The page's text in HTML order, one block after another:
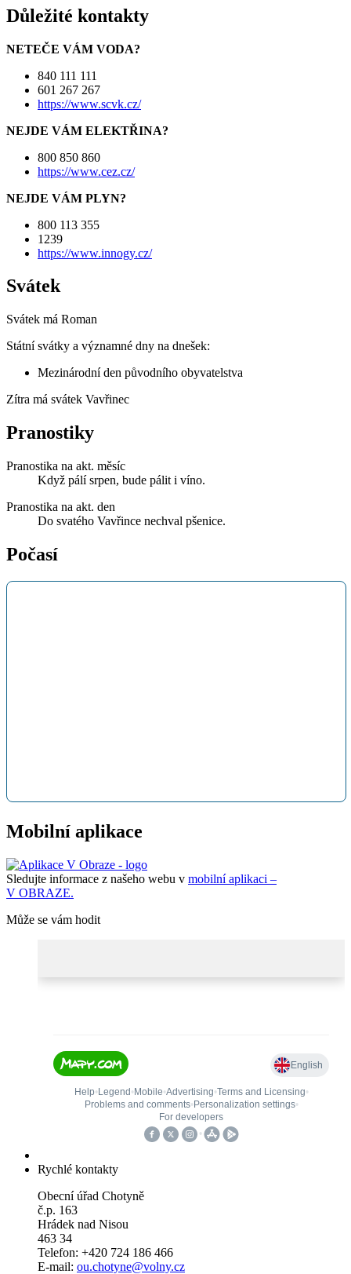
Důležité kontakty
NETEČE VÁM VODA?
840 111 111
601 267 267
https://www.scvk.cz/
NEJDE VÁM ELEKTŘINA?
800 850 860
https://www.cez.cz/
NEJDE VÁM PLYN?
800 113 355
1239
https://www.innogy.cz/
Svátek
Svátek má Roman
Státní svátky a významné dny na dnešek:
Mezinárodní den původního obyvatelstva
Zítra má svátek Vavřinec
Pranostiky
Pranostika na akt. měsíc
Když pálí srpen, bude pálit i víno.
Pranostika na akt. den
Do svatého Vavřince nechval pšenice.
Počasí
Mobilní aplikace
Sledujte informace z našeho webu v mobilní aplikaci –
V OBRAZE.
Může se vám hodit
Rychlé kontakty
Obecní úřad Chotyně
č.p. 163
Hrádek nad Nisou
463 34
Telefon: +420 724 186 466
E-mail: ou.chotyne@volny.cz